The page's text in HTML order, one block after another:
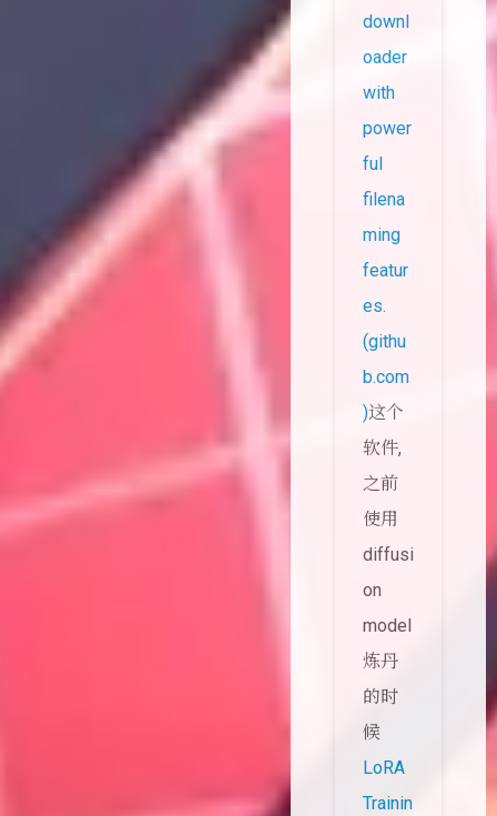
downl
oader
with
power
ful
filena
ming
featur
es.
(githu
b.com
)这个
软件,
之前
使用
diffusi
on
model
炼丹
的时
候
LoRA
Trainin